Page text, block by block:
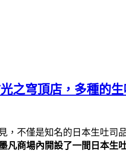
之穹頂店，多種的
，不僅是知名的日本生吐
凡商場內開設了一間日本生